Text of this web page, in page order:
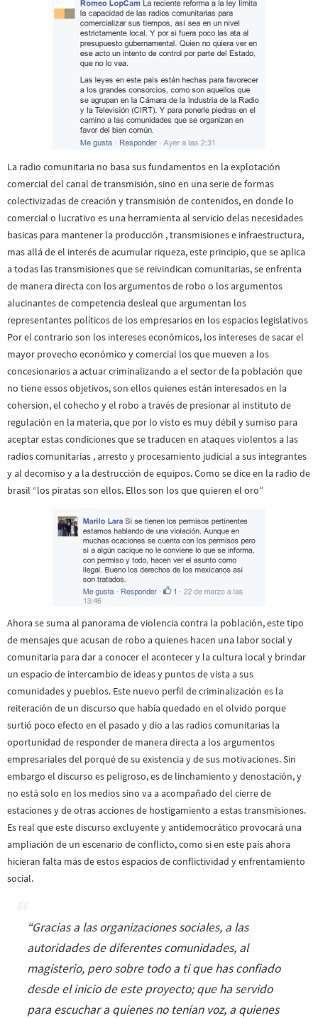
La radio comunitaria no basa sus fundamentos en la explotación
comercial del canal de transmisión, sino en una serie de formas
colectivizadas de creación y transmisión de contenidos, en donde lo
comercial o lucrativo es una herramienta al servicio delas necesidades
basicas para mantener la producción , transmisiones e infraestructura,
mas allá de el interés de acumular riqueza, este principio, que se aplica
a todas las transmisiones que se reivindican comunitarias, se enfrenta
de manera directa con los argumentos de robo o los argumentos
alucinantes de competencia desleal que argumentan los
representantes políticos de los empresarios en los espacios legislativos
Por el contrario son los intereses económicos, los intereses de sacar el
mayor provecho económico y comercial los que mueven a los
concesionarios a actuar criminalizando a el sector de la población que
no tiene essos objetivos, son ellos quienes están interesados en la
cohersion, el cohecho y el robo a través de presionar al instituto de
regulación en la materia, que por lo visto es muy débil y sumiso para
aceptar estas condiciones que se traducen en ataques violentos a las
radios comunitarias , arresto y procesamiento judicial a sus integrantes
y al decomiso y a la destrucción de equipos. Como se dice en la radio de
brasil “los piratas son ellos. Ellos son los que quieren el oro”
Ahora se suma al panorama de violencia contra la población, este tipo
de mensajes que acusan de robo a quienes hacen una labor social y
comunitaria para dar a conocer el acontecer y la cultura local y brindar
un espacio de intercambio de ideas y puntos de vista a sus
comunidades y pueblos. Este nuevo perfil de criminalización es la
reiteración de un discurso que había quedado en el olvido porque
surtió poco efecto en el pasado y dio a las radios comunitarias la
oportunidad de responder de manera directa a los argumentos
empresariales del porqué de su existencia y de sus motivaciones. Sin
embargo el discurso es peligroso, es de linchamiento y denostación, y
no está solo en los medios sino va a acompañado del cierre de
estaciones y de otras acciones de hostigamiento a estas transmisiones.
Es real que este discurso excluyente y antidemocrático provocará una
ampliación de un escenario de conflicto, como si en este país ahora
hicieran falta más de estos espacios de conflictividad y enfrentamiento
social.
“Gracias a las organizaciones sociales, a las
autoridades de diferentes comunidades, al
magisterio, pero sobre todo a ti que has confiado
desde el inicio de este proyecto; que ha servido
para escuchar a quienes no tenían voz, a quienes